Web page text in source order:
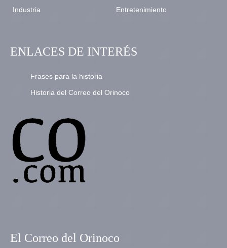
Industria Entretenimiento
ENLACES DE INTERÉS
Frases para la historia
Historia del Correo del Orinoco
El Correo del Orinoco